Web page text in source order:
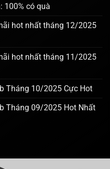
100% có quà
hot nhất tháng 12/2025
hot nhất tháng 11/2025
Tháng 10/2025 Cực Hot
Tháng 09/2025 Hot Nhất